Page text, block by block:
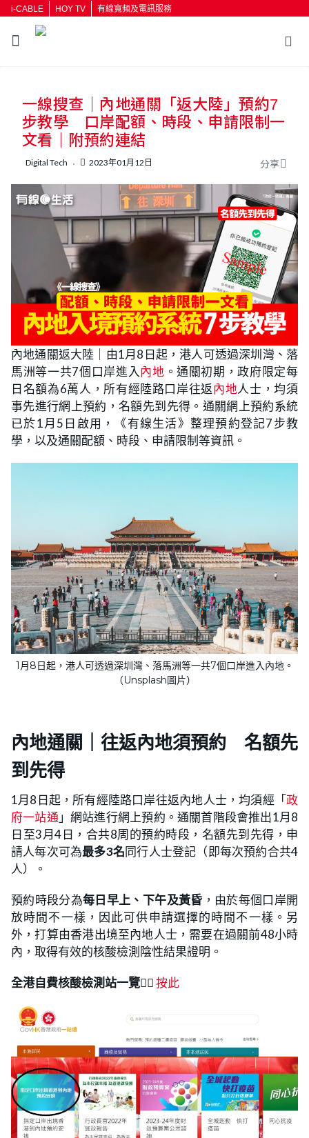
i-CABLE HOY TV 有線寬頻及電訊服務
按輸入鍵開始搜尋
一線搜查｜內地通關「返大陸」預約7
步教學‎ 口岸配額、時段、申請限制一
文看｜附預約連結
Digital Tech 2023年01月12日 分享
內地通關返大陸｜由1月8日起，港人可透過深圳灣、落
馬洲等一共7個口岸進入內地 。通關初期，政府限定每
日名額為6萬人，所有經陸路口岸往返內地人士，均須
事先進行網上預約，名額先到先得。通關網上預約系統
已於1月5日啟用，《有線生活》整理預約登記7步教
學，以及通關配額、時段、申請限制等資訊。
1月8日起，港人可透過深圳灣、落馬洲等一共7個口岸進入內地。
（Unsplash圖片）
內地通關｜往返內地須預約 名額先
到先得
1月8日起，所有經陸路口岸往返內地人士，均須經「政
府一站通」網站進行網上預約。通關首階段會推出1月8
日至3月4日，合共8周的預約時段，名額先到先得，申
請人每次可為最多3名同行人士登記（即每次預約合共4
人）。
預約時段分為每日早上、下午及黃昏 ，由於每個口岸開
放時間不一樣，因此可供申請選擇的時間不一樣。另
外，打算由香港出境至內地人士，需要在過關前48小時
內，取得有效的核酸檢測陰性結果證明。
全港自費核酸檢測站一覽👉🏻按此